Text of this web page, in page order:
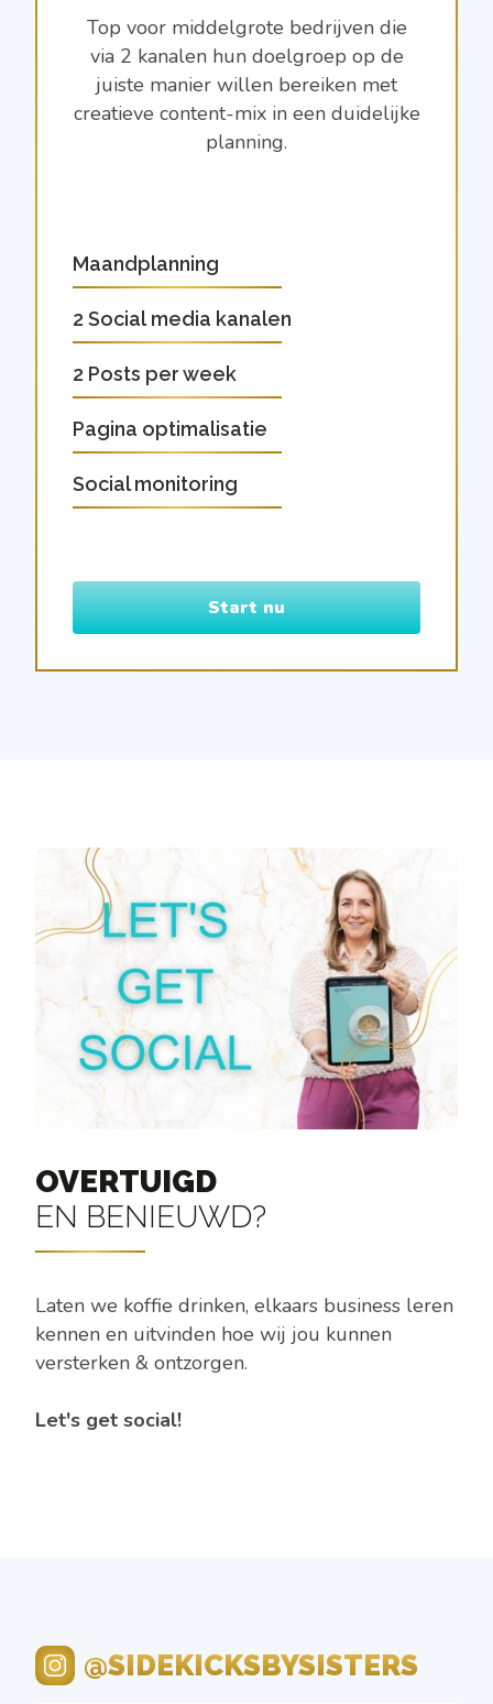
Top voor middelgrote bedrijven die
via 2 kanalen hun doelgroep op de
juiste manier willen bereiken met
creatieve content-mix in een duidelijke
planning.
Maandplanning
2 Social media kanalen
2 Posts per week
Pagina optimalisatie
Social monitoring
Start nu
OVERTUIGD
EN BENIEUWD?
Laten we koffie drinken, elkaars business leren
kennen en uitvinden hoe wij jou kunnen
versterken & ontzorgen.
Let's get social!
@SIDEKICKSBYSISTERS